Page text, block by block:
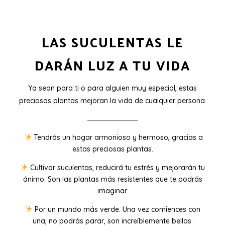
LAS SUCULENTAS LE
DARÁN LUZ A TU VIDA
Ya sean para ti o para alguien muy especial, estas
preciosas plantas mejoran la vida de cualquier persona.
Tendrás un hogar armonioso y hermoso, gracias a
estas preciosas plantas.
Cultivar suculentas, reducirá tu estrés y mejorarán tu
ánimo. Son las plantas más resistentes que te podrás
imaginar.
Por un mundo más verde. Una vez comiences con
una, no podrás parar, son increíblemente bellas.